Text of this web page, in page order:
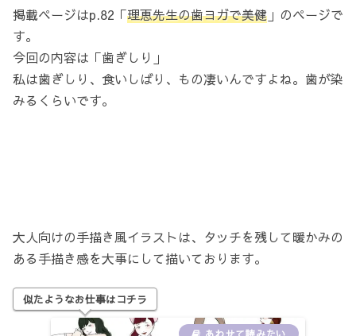
掲載ページはp.82「理恵先生の歯ヨガで美健 」のページで
す。
今回の内容は「歯ぎしり」
私は歯ぎしり、食いしばり、もの凄いんですよね。歯が染
みるくらいです。
大人向けの手描き風イラストは、タッチを残して暖かみの
ある手描き感を大事にして描いております。
似たようなお仕事はコチラ